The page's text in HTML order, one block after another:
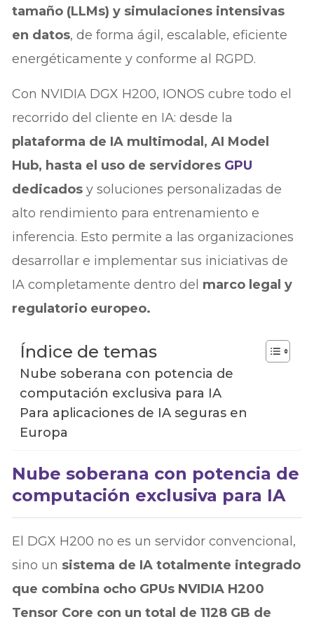
tamaño (LLMs) y simulaciones intensivas
en datos, de forma ágil, escalable, eficiente
energéticamente y conforme al RGPD.
Con NVIDIA DGX H200, IONOS cubre todo el
recorrido del cliente en IA: desde la
plataforma de IA multimodal, AI Model
Hub, hasta el uso de servidores GPU
dedicados y soluciones personalizadas de
alto rendimiento para entrenamiento e
inferencia. Esto permite a las organizaciones
desarrollar e implementar sus iniciativas de
IA completamente dentro del marco legal y
regulatorio europeo.
Índice de temas
Nube soberana con potencia de
computación exclusiva para IA
Para aplicaciones de IA seguras en
Europa
Nube soberana con potencia de
computación exclusiva para IA
El DGX H200 no es un servidor convencional,
sino un sistema de IA totalmente integrado
que combina ocho GPUs NVIDIA H200
Tensor Core con un total de 1128 GB de